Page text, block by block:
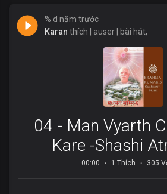
% d năm trước
Karan thích | auser | bài hát,
04 - Man Vyarth
Kare -Shashi
00:00 1 Thích 305